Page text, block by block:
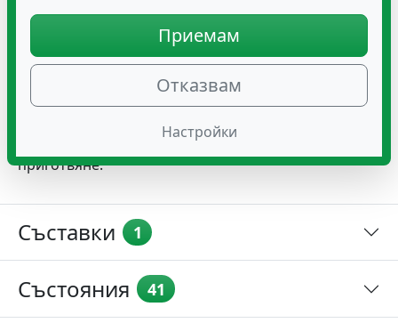
Състав
Свински желатин (Е441). Добавка в храната.
Начин на употреба
Влагайте по съответната рецепта, съблюдавайки
точно препоръките за количество и начин на
приготвяне.
Съставки 1
Състояния 41
Приемам
Отказвам
Настройки